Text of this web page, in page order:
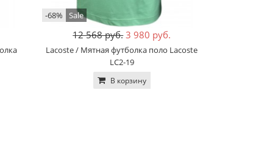
-68% Sale
12 568 руб. 3 980 руб.
Lacoste / Мятная футболка поло Lacoste
LC2-19
В корзину